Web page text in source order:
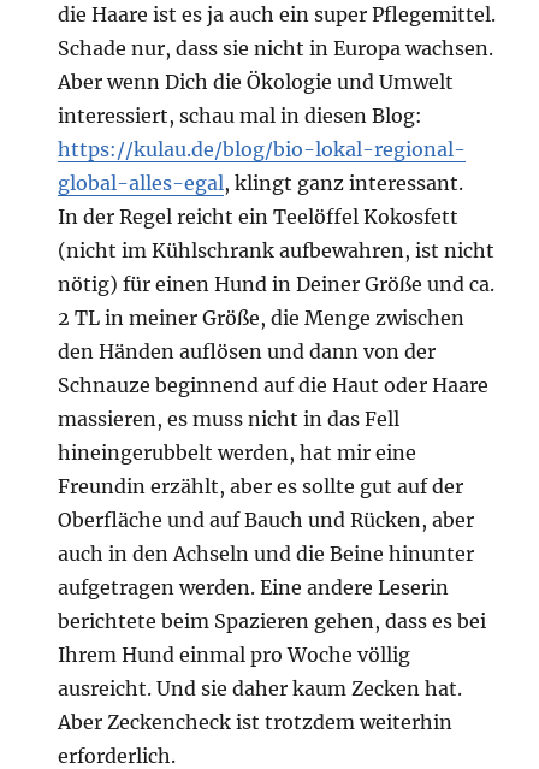
die Haare ist es ja auch ein super Pflegemittel.
Schade nur, dass sie nicht in Europa wachsen.
Aber wenn Dich die Ökologie und Umwelt
interessiert, schau mal in diesen Blog:
https://kulau.de/blog/bio-lokal-regional-
global-alles-egal, klingt ganz interessant.
In der Regel reicht ein Teelöffel Kokosfett
(nicht im Kühlschrank aufbewahren, ist nicht
nötig) für einen Hund in Deiner Größe und ca.
2 TL in meiner Größe, die Menge zwischen
den Händen auflösen und dann von der
Schnauze beginnend auf die Haut oder Haare
massieren, es muss nicht in das Fell
hineingerubbelt werden, hat mir eine
Freundin erzählt, aber es sollte gut auf der
Oberfläche und auf Bauch und Rücken, aber
auch in den Achseln und die Beine hinunter
aufgetragen werden. Eine andere Leserin
berichtete beim Spazieren gehen, dass es bei
Ihrem Hund einmal pro Woche völlig
ausreicht. Und sie daher kaum Zecken hat.
Aber Zeckencheck ist trotzdem weiterhin
erforderlich.